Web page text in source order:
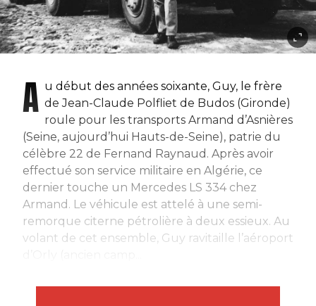
A u début des années soixante, Guy, le frère
de Jean-Claude Polfliet de Budos (Gironde)
roule pour les transports Armand d’Asnières
(Seine, aujourd’hui Hauts-de-Seine), patrie du
célèbre 22 de Fernand Raynaud. Après avoir
effectué son service militaire en Algérie, ce
dernier touche un Mercedes LS 334 chez
Armand. Le véhicule est attelé à une semi-
remorque citerne pétrolière à deux essieux. Au
volant de cet ensemble, Guy ravitaille l’aéroport